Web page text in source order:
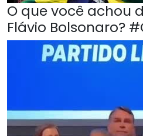
O que você achou
Flávio Bolsonaro?